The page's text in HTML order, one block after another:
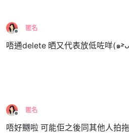
離線
匿名
唔通delete 晒又代表放低咗咩(๑
離線
匿名
唔好嬲啦 可能佢之後同其他人拍